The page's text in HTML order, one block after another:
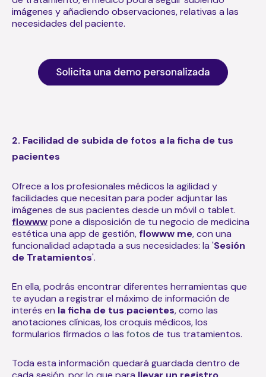
imágenes y añadiendo observaciones, relativas a las
necesidades del paciente.
2. Facilidad de subida de fotos a la ficha de tus
pacientes
Ofrece a los profesionales médicos la agilidad y
facilidades que necesitan para poder adjuntar las
imágenes de sus pacientes desde un móvil o tablet.
flowwwpone a disposición de tu negocio de medicina
estética una app de gestión,flowww me, con una
funcionalidad adaptada a sus necesidades: la 'Sesión
de Tratamientos'.
En ella, podrás encontrar diferentes herramientas que
te ayudan a registrar el máximo de información de
interés en la ficha de tus pacientes, como las
anotaciones clínicas, los croquis médicos, los
formularios firmados o las fotos de tus tratamientos.
Toda esta información quedará guardada dentro de